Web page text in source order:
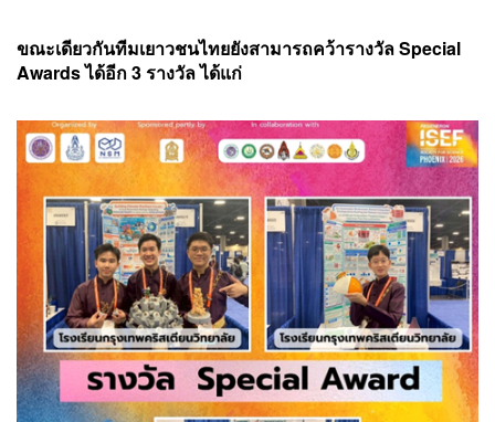
ขณะเดียวกันทีมเยาวชนไทยยังสามารถคว้ารางวัล Special
Awards ได้อีก 3 รางวัล ได้แก่